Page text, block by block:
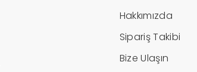
Hakkımızda
Sipariş Takibi
Bize Ulaşın